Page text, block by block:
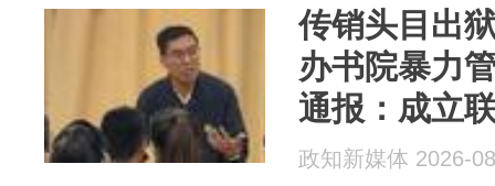
传销头目出
办书院暴力
通报：成立
查，对违法
政知新媒体 2026-